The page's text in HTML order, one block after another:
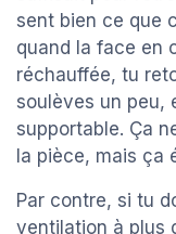
sent bien ce que
quand la face en
réchauffée, tu
soulèves un peu,
supportable. Ça
la pièce, mais ça
Par contre, si tu
ventilation à plus